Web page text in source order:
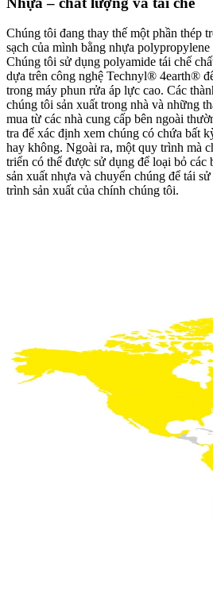
Chúng tôi đang thay thế một phần thép
sạch của mình bằng nhựa
Chúng tôi sử dụng polyamide tái chế
dựa trên công nghệ Technyl® 4earth®
trong máy phun rửa áp lực cao. Các
chúng tôi sản xuất trong nhà và những
mua từ các nhà cung cấp bên ngoài
tra để xác định xem chúng có chứa bất
hay không. Ngoài ra, một quy trình mà
triển có thể được sử dụng để loại bỏ các
sản xuất nhựa và chuyển chúng để tái
trình sản xuất của chính chúng tôi.